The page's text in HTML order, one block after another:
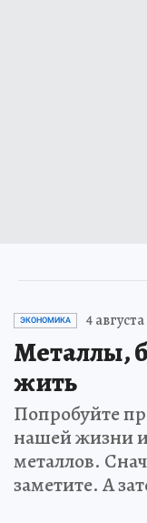
ЭКОНОМИКА 4 августа
Металлы,
жить
Попробуйте
нашей жизни
металлов.
заметите. А